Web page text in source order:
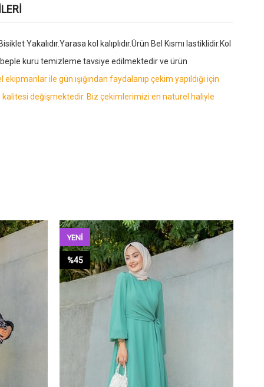
Yakalıdır.Yarasa kol kalıplıdır.Ürün Bel Kısmı lastiklidir.Kol
kuru temizleme tavsiye edilmektedir ve ürün
ile gün ışığından faydalanıp çekim yapıldığı için
kalitesi değişmektedir. Biz çekimlerimizi en naturel haliyle
%45
YENI
ÜRÜN